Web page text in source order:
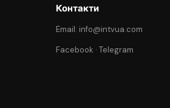
Контакти
Email: info@intvua.com
Facebook ·Telegram